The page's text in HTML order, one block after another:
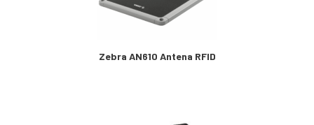
Zebra AN610 Antena RFID